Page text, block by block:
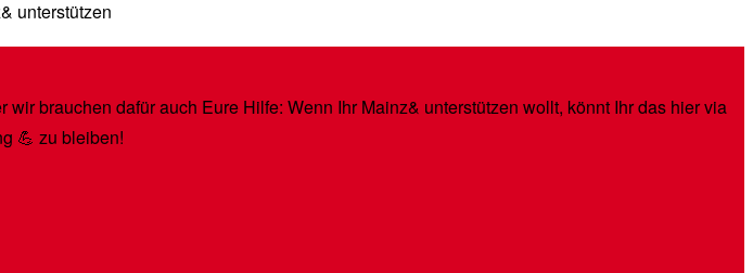
brauchen dafür auch Eure Hilfe: Wenn Ihr Mainz& unterstützen wollt, könnt Ihr das hier via
💪 zu bleiben!